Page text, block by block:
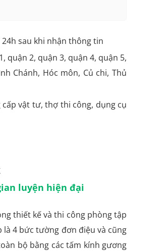
sau khi nhận thông tin
quận 2, quận 3, quận 4, quận 5,
Chánh, Hóc môn, Củ chi, Thủ
vật tư, thợ thi công, dụng cụ
luyện hiện đại
thiết kế và thi công phòng tập
4 bức tường đơn điệu và cũng
bộ bằng các tấm kính gương